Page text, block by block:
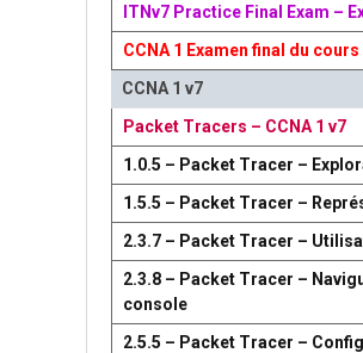
ITNv7 Practice Final Exam –
CCNA 1 Examen final du
CCNA 1 v7
Packet Tracers – CCNA 1 v7
1.0.5 – Packet Tracer –
1.5.5 – Packet Tracer –
2.3.7 – Packet Tracer –
2.3.8 – Packet Tracer –
console
2.5.5 – Packet Tracer –